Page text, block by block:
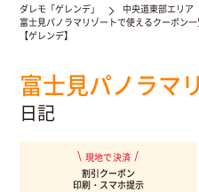
ダレモ「ゲレンデ」 中央道東部エリア
富士見パノラマリゾートで使えるクーポン
【ゲレンデ】
富士見パノラマ
日記
現地で決済
割引クーポン
印刷・スマホ提示